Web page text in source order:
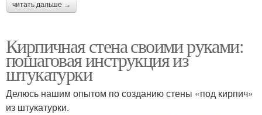
читать дальше →
Кирпичная стена своими руками:
пошаговая инструкция из
штукатурки
Делюсь нашим опытом по созданию стены «под кирпич»
из штукатурки.